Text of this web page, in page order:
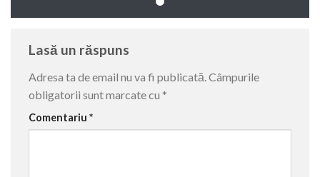
Lasă un răspuns
Adresa ta de email nu va fi publicată. Câmpurile
obligatorii sunt marcate cu *
Comentariu *